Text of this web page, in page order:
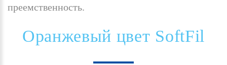
преемственность.
Оранжевый цвет SoftFil